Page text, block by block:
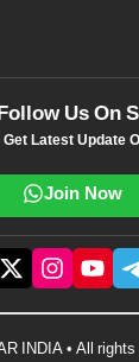
Us On
Get Latest Update
Join Now
INDIA • All